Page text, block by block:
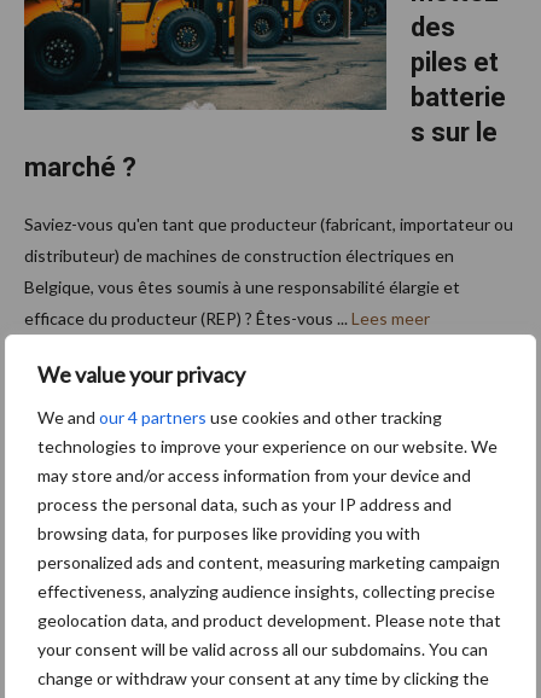
We value your privacy
We and our 4 partners use cookies and other tracking
technologies to improve your experience on our website. We
may store and/or access information from your device and
process the personal data, such as your IP address and
browsing data, for purposes like providing you with
personalized ads and content, measuring marketing campaign
effectiveness, analyzing audience insights, collecting precise
geolocation data, and product development. Please note that
your consent will be valid across all our subdomains. You can
change or withdraw your consent at any time by clicking the
des
piles et
batterie
s sur le
marché ?
Saviez-vous qu'en tant que producteur (fabricant, importateur ou
distributeur) de machines de construction électriques en
Belgique, vous êtes soumis à une responsabilité élargie et
efficace du producteur (REP) ? Êtes-vous ... Lees meer
FooterS’abonner à la newsletter
5 + 8 =*
Adresse email*